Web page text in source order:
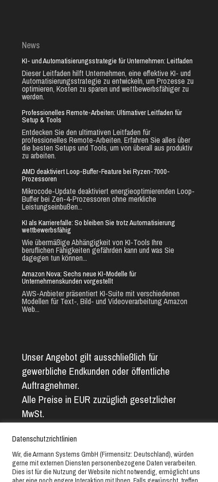
News
KI- und Automatisierungsstrategie für Unternehmen: Leitfaden
Dieser Leitfaden hilft Unternehmen, eine effektive KI- und
Automatisierungsstrategie zu entwickeln, um Prozesse zu
optimieren, Kosten zu sparen und wettbewerbsfähiger zu
werden.
Professionelles Remote-Arbeiten: Ultimativer Leitfaden für
Setup & Tools
Entdecken Sie den ultimativen Leitfaden für
professionelles Remote-Arbeiten. Erfahren Sie alles über
die besten Setups und Tools, um von überall aus produktiv
zu arbeiten.
AMD deaktiviert Loop-Buffer-Feature bei Ryzen-7000-
Prozessoren
Mikrocode-Update deaktiviert energieoptimierenden Loop-
Buffer bei Zen-4-Prozessoren ohne merkliche
Leistungseinbußen...
KI als Karrierefalle: So bleiben Sie trotz Automatisierung
wettbewerbsfähig
Wie übermäßige Abhängigkeit von KI-Tools Ihre
beruflichen Fähigkeiten gefährden kann und was Sie
dagegen tun können...
Amazon Nova: Sechs neue KI-Modelle für
Unternehmenskunden vorgestellt
AWS-Anbieter präsentiert KI-Suite mit verschiedenen
Modellen für Text-, Bild- und Videoverarbeitung Amazon
Web...
Unser Angebot gilt ausschließlich für
gewerbliche Endkunden oder öffentliche
Auftragnehmer.
Alle Preise in EUR zuzüglich gesetzlicher
MwSt.
Alle Angaben ohne Gewähr. Abbildungs- und
Textfehler vorbehalten.
Copyright © 2019-2025 // Armann Systems GmbH // Alle
Datenschutzrichtlinien
Wir, die Armann Systems GmbH (Firmensitz: Deutschland), würden
gerne mit externen Diensten personenbezogene Daten verarbeiten.
Dies ist für die Nutzung der Website nicht notwendig, ermöglicht uns